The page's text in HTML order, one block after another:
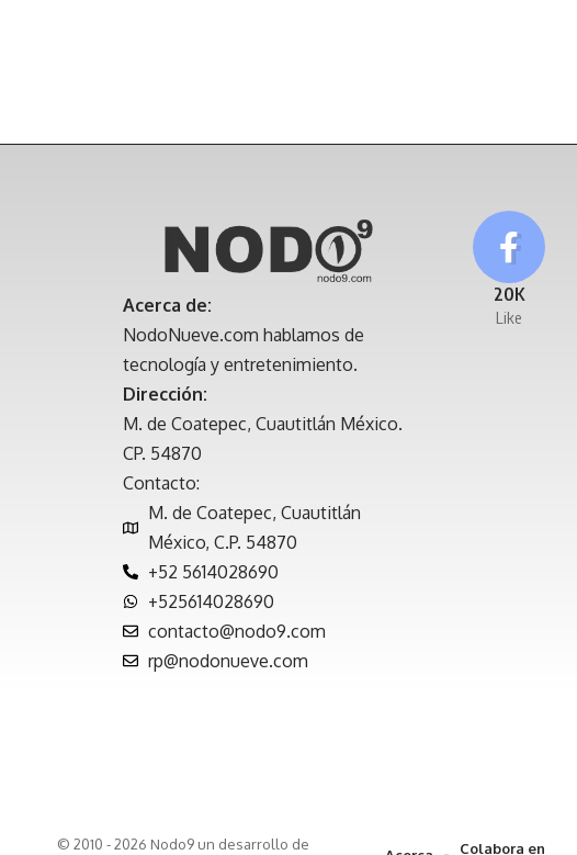
Acerca de:
NodoNueve.com hablamos de
tecnología y entretenimiento.
Dirección:
M. de Coatepec, Cuautitlán México.
CP. 54870
Contacto:
M. de Coatepec, Cuautitlán
México, C.P. 54870
+52 5614028690
+525614028690
contacto@nodo9.com
rp@nodonueve.com
20K
Like
© 2010 - 2026 Nodo9 un desarrollo de
Colabora en